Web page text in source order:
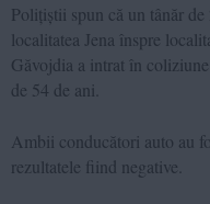
Polițiștii spun că un tânăr
localitatea Jena înspre
Găvojdia a intrat în
de 54 de ani.
Ambii conducători auto au
rezultatele fiind negative.